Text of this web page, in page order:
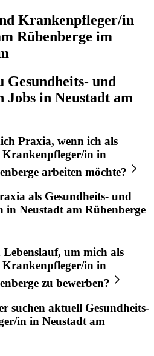
Krankenpfleger/in
Rübenberge im
Gesundheits- und
in Neustadt am
Praxia, wenn ich als
Krankenpfleger/in in
arbeiten möchte?
als Gesundheits- und
in Neustadt am Rübenberge
Lebenslauf, um mich als
Krankenpfleger/in in
zu bewerben?
suchen aktuell Gesundheits-
in in Neustadt am